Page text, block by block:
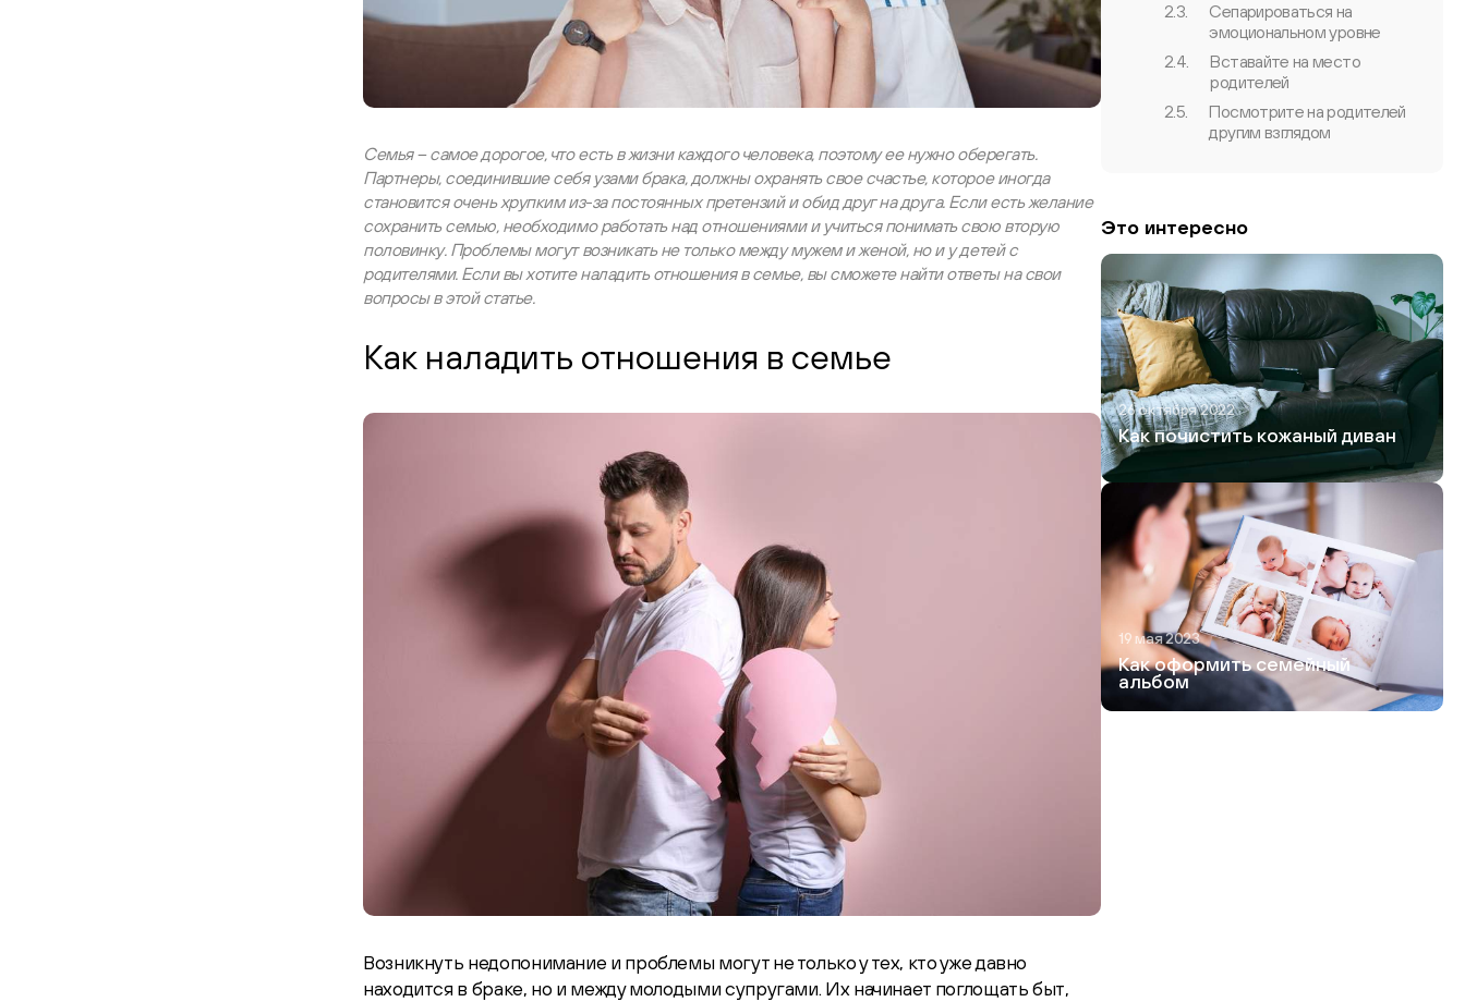
Семья – самое дорогое, что есть в жизни каждого человека, поэтому ее нужно оберегать.
Партнеры, соединившие себя узами брака, должны охранять свое счастье, которое иногда
становится очень хрупким из-за постоянных претензий и обид друг на друга. Если есть желание
сохранить семью, необходимо работать над отношениями и учиться понимать свою вторую
половинку. Проблемы могут возникать не только между мужем и женой, но и у детей с
родителями. Если вы хотите наладить отношения в семье, вы сможете найти ответы на свои
вопросы в этой статье.
Как наладить отношения в семье
Возникнуть недопонимание и проблемы могут не только у тех, кто уже давно
находится в браке, но и между молодыми супругами. Их начинает поглощать быт,
2.3.
Сепарироваться на
эмоциональном уровне
2.4.
Вставайте на место
родителей
2.5.
Посмотрите на родителей
другим взглядом
Это интересно
26 октября 2022
Как почистить кожаный диван
19 мая 2023
Как оформить семейный
альбом